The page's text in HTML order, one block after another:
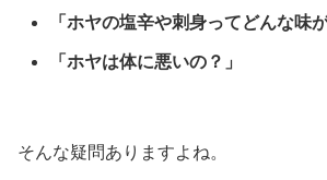
「ホヤの塩辛や刺身ってどんな味
「ホヤは体に悪いの？」
そんな疑問ありますよね。